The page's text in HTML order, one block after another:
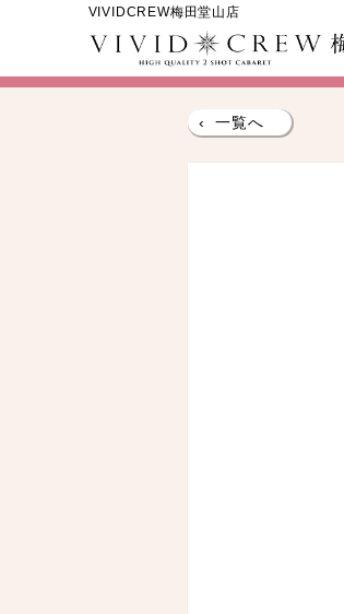
VIVIDCREW梅田堂山店
‹ 一覧へ